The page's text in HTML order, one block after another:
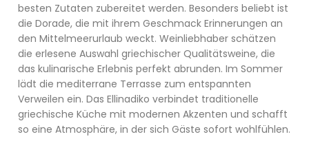
besten Zutaten zubereitet werden. Besonders beliebt ist
die Dorade, die mit ihrem Geschmack Erinnerungen an
den Mittelmeerurlaub weckt. Weinliebhaber schätzen
die erlesene Auswahl griechischer Qualitätsweine, die
das kulinarische Erlebnis perfekt abrunden. Im Sommer
lädt die mediterrane Terrasse zum entspannten
Verweilen ein. Das Ellinadiko verbindet traditionelle
griechische Küche mit modernen Akzenten und schafft
so eine Atmosphäre, in der sich Gäste sofort wohlfühlen.